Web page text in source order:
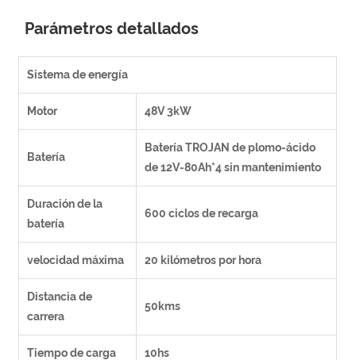
Parámetros detallados
Sistema de energía
Motor 48V 3kW
Batería
Batería TROJAN de plomo-ácido
de 12V-80Ah*4 sin mantenimiento
Duración de la
batería
600 ciclos de recarga
velocidad máxima 20 kilómetros por hora
Distancia de
carrera
50kms
Tiempo de carga 10hs